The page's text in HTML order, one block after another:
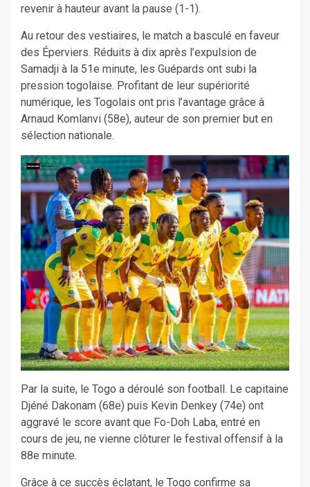
revenir à hauteur avant la pause (1-1).
Au retour des vestiaires, le match a basculé en faveur
des Éperviers. Réduits à dix après l’expulsion de
Samadji à la 51e minute, les Guépards ont subi la
pression togolaise. Profitant de leur supériorité
numérique, les Togolais ont pris l’avantage grâce à
Arnaud Komlanvi (58e), auteur de son premier but en
sélection nationale.
Par la suite, le Togo a déroulé son football. Le capitaine
Djéné Dakonam (68e) puis Kevin Denkey (74e) ont
aggravé le score avant que Fo-Doh Laba, entré en
cours de jeu, ne vienne clôturer le festival offensif à la
88e minute.
Grâce à ce succès éclatant, le Togo confirme sa